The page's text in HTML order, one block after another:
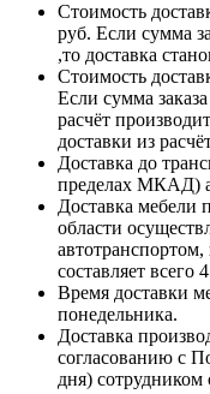
Стоимость
руб. Если сумма
,то доставка
Стоимость
Если сумма
расчёт
доставки из
Доставка до
пределах МКАД)
Доставка мебели
области
составляет всего
Время доставки
понедельника.
Доставка
согласованию с
дня)